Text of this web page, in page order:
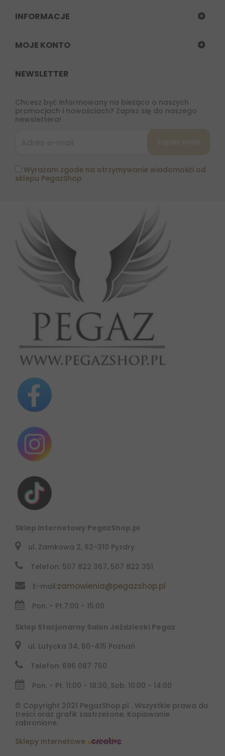
INFORMACJE
MOJE KONTO
NEWSLETTER
Chcesz być informowany na bieżąco o naszych
promocjach i nowościach? Zapisz się do naszego
newslettera!
Wyrażam zgode na otrzymywanie wiadomośći od
sklepu PegazShop
Sklep Internetowy PegazShop.pl
ul. Zamkowa 2, 62-310 Pyzdry
Telefon: 507 822 367, 507 822 351
E-mail:zamowienia@pegazshop.pl
Pon. - Pt.7:00 - 15:00
Sklep Stacjonarny Salon Jeździecki Pegaz
ul. Lutycka 34, 60-415 Poznań
Telefon: 696 087 750
Pon. - Pt. 11:00 - 18:30, Sob. 10:00 - 14:00
© Copyright 2021 PegazShop.pl . Wszystkie prawa do
treści oraz grafik zastrzeżone. Kopiowanie
zabronione.
Sklepy Internetowe